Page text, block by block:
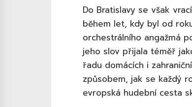
Do Bratislavy se však
během let, kdy byl od
orchestrálního angažmá
jeho slov přijala téměř
řadu domácích i
způsobem, jak se každý
evropská hudební cesta